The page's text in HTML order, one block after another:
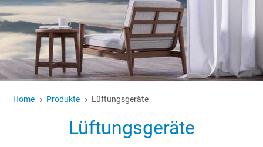
Home 5 Produkte 5 Lüftungsgeräte
Lüftungsgeräte